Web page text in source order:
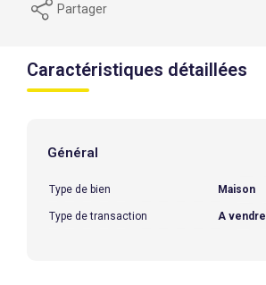
Partager
Caractéristiques détaillées
Général
Type de bien Maison
Type de transaction A vendre